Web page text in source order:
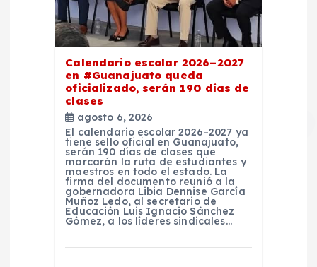
Calendario escolar 2026–2027
en #Guanajuato queda
oficializado, serán 190 días de
clases
agosto 6, 2026
El calendario escolar 2026–2027 ya
tiene sello oficial en Guanajuato,
serán 190 días de clases que
marcarán la ruta de estudiantes y
maestros en todo el estado. La
firma del documento reunió a la
gobernadora Libia Dennise García
Muñoz Ledo, al secretario de
Educación Luis Ignacio Sánchez
Gómez, a los líderes sindicales…